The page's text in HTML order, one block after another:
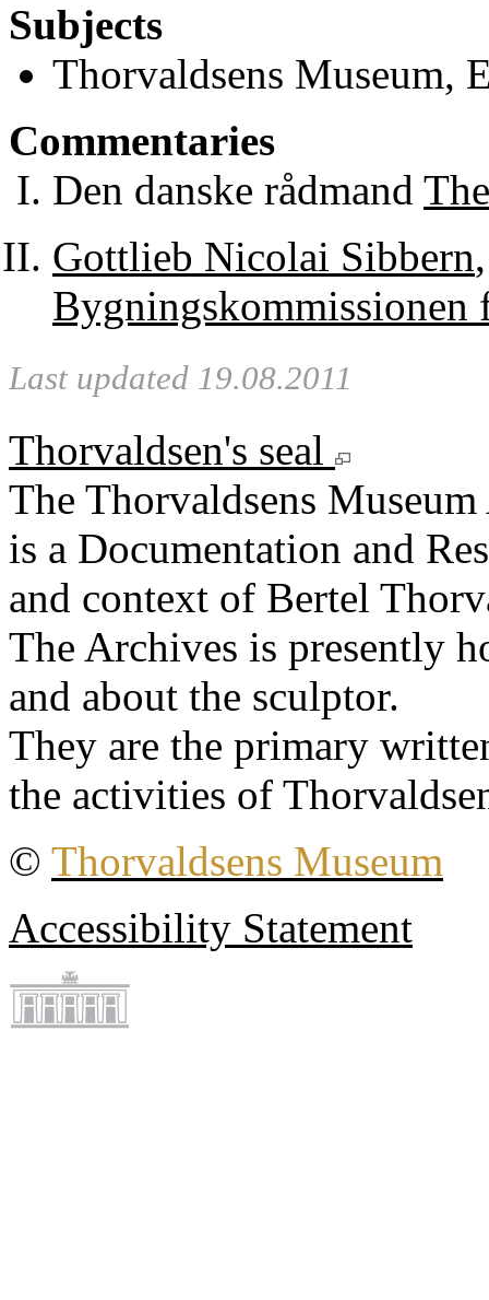
Subjects
Thorvaldsens Museum,
Commentaries
Den danske rådmand
Gottlieb Nicolai Sibbern
Bygningskommissionen
Last updated 19.08.2011
Thorvaldsen's seal
The Thorvaldsens
is a Documentation and
and context of Bertel
The Archives is presently
and about the sculptor.
They are the primary
the activities of
© Thorvaldsens Museum
Accessibility Statement